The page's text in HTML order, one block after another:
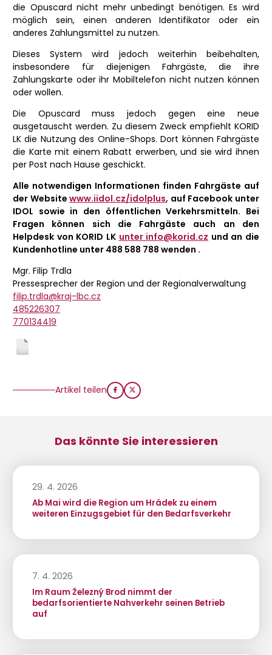
die Opuscard nicht mehr unbedingt benötigen. Es wird
möglich sein, einen anderen Identifikator oder ein
anderes Zahlungsmittel zu nutzen.
Dieses System wird jedoch weiterhin beibehalten,
insbesondere für diejenigen Fahrgäste, die ihre
Zahlungskarte oder ihr Mobiltelefon nicht nutzen können
oder wollen.
Die Opuscard muss jedoch gegen eine neue
ausgetauscht werden. Zu diesem Zweck empfiehlt KORID
LK die Nutzung des Online-Shops. Dort können Fahrgäste
die Karte mit einem Rabatt erwerben, und sie wird ihnen
per Post nach Hause geschickt.
Alle notwendigen Informationen finden Fahrgäste auf
der Websitewww.iidol.cz/idolplus, auf Facebook unter
IDOL sowie in den öffentlichen Verkehrsmitteln. Bei
Fragen können sich die Fahrgäste auch an den
Helpdesk von KORID LK unter info@korid.cz und an die
Kundenhotline unter 488 588 788 wenden .
Mgr. Filip Trdla
Pressesprecher der Region und der Regionalverwaltung
filip.trdla@kraj-lbc.cz
485226307
770134419
Artikel teilen
Das könnte Sie interessieren
29. 4. 2026
Ab Mai wird die Region um Hrádek zu einem
weiteren Einzugsgebiet für den Bedarfsverkehr
7. 4. 2026
Im Raum Železný Brod nimmt der
bedarfsorientierte Nahverkehr seinen Betrieb
auf